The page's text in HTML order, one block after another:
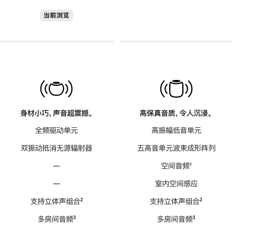
当前浏览
身材小巧，声音超震撼。
全频驱动单元
双振动抵消无源辐射器
—
—
支持立体声组合脚
²
多房间音频脚
³
高保真音质，令人沉浸。
高振幅低音单元
五高音单元波束成形阵列
空间音频脚
¹
室内空间感应
支持立体声组合脚
²
多房间音频脚
³